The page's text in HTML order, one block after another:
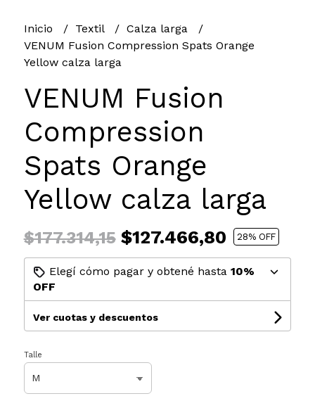
Inicio Textil
Calza larga
VENUM Fusion Compression Spats Orange
Yellow calza larga
VENUM Fusion
Compression
Spats Orange
Yellow calza larga
$177.314,15$127.466,80 28% OFF
Elegí cómo pagar y obtené hasta 10%
OFF
Ver cuotas y descuentos
Talle